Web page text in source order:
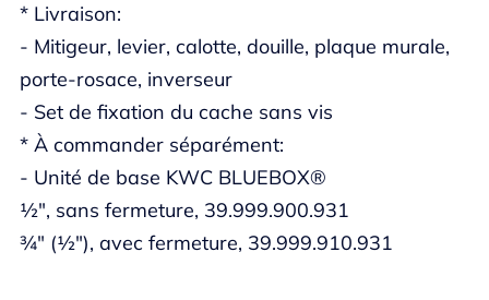
* Livraison:
- Mitigeur, levier, calotte, douille, plaque murale,
porte-rosace, inverseur
- Set de fixation du cache sans vis
* À commander séparément:
- Unité de base KWC BLUEBOX®
½", sans fermeture, 39.999.900.931
¾" (½"), avec fermeture, 39.999.910.931